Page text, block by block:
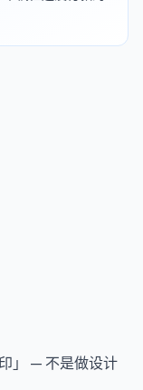
」 — 不是做设计